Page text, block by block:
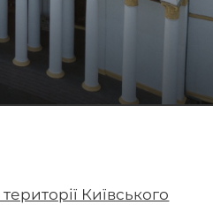
Київського